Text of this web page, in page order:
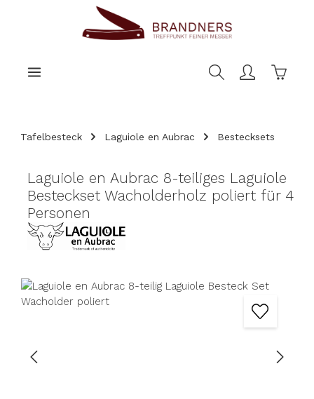
Tafelbesteck Laguiole en Aubrac Bestecksets
Laguiole en Aubrac 8-teiliges Laguiole
Besteckset Wacholderholz poliert für 4
Personen
Bildergalerie überspringen